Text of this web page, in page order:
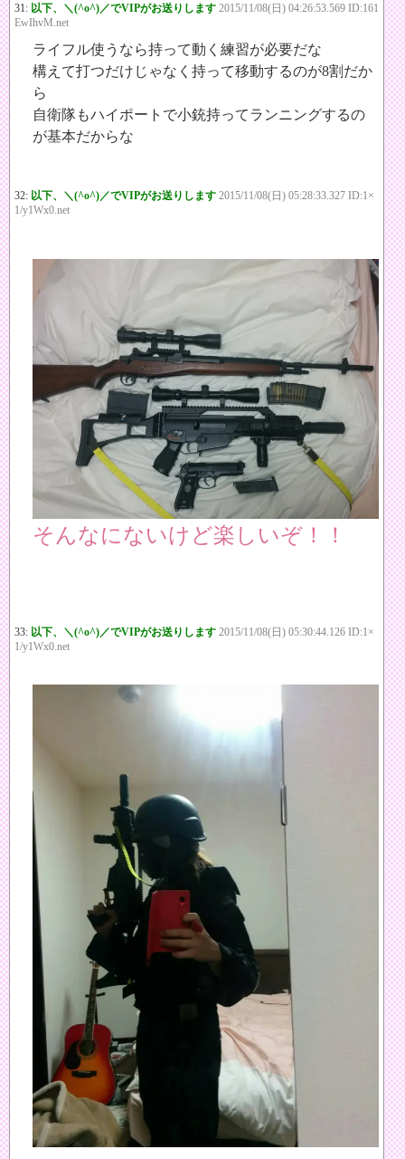
31: 以下、＼(^o^)／でVIPがお送りします 2015/11/08(日) 04:26:53.569 ID:161
EwIhvM.net
ライフル使うなら持って動く練習が必要だな
構えて打つだけじゃなく持って移動するのが8割だか
ら
自衛隊もハイポートで小銃持ってランニングするの
が基本だからな
32: 以下、＼(^o^)／でVIPがお送りします 2015/11/08(日) 05:28:33.327 ID:1×
1/y1Wx0.net
そんなにないけど楽しいぞ！！
33: 以下、＼(^o^)／でVIPがお送りします 2015/11/08(日) 05:30:44.126 ID:1×
1/y1Wx0.net